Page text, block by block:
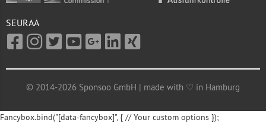
SEURAA
© 2014-2026 Sponsoo GmbH | made with ♡ in Hamburg
Fancybox.bind("[data-fancybox]", { // Your custom options });